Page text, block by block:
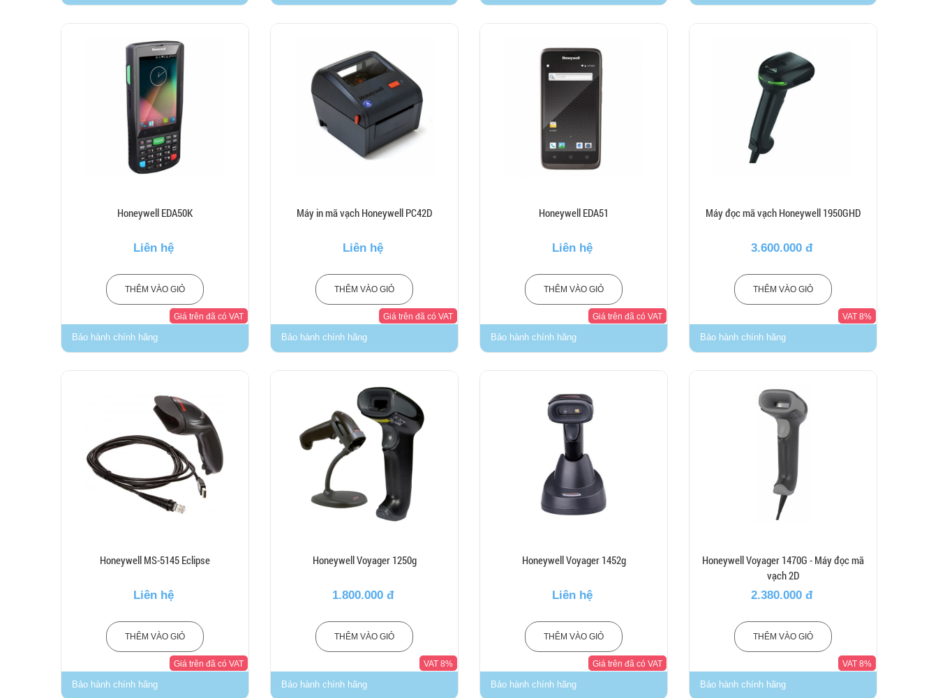
Honeywell EDA50K
Liên hệ
THÊM VÀO GIỎ
Bảo hành chính hãng
Giá trên đã có VAT
Máy in mã vạch Honeywell PC42D
Liên hệ
THÊM VÀO GIỎ
Bảo hành chính hãng
Giá trên đã có VAT
Honeywell EDA51
Liên hệ
THÊM VÀO GIỎ
Bảo hành chính hãng
Giá trên đã có VAT
Máy đọc mã vạch Honeywell 1950GHD
3.600.000 đ
THÊM VÀO GIỎ
Bảo hành chính hãng
VAT 8%
Honeywell MS-5145 Eclipse
Liên hệ
THÊM VÀO GIỎ
Bảo hành chính hãng
Giá trên đã có VAT
Honeywell Voyager 1250g
1.800.000 đ
THÊM VÀO GIỎ
Bảo hành chính hãng
VAT 8%
Honeywell Voyager 1452g
Liên hệ
THÊM VÀO GIỎ
Bảo hành chính hãng
Giá trên đã có VAT
Honeywell Voyager 1470G - Máy đọc mã
vạch 2D
2.380.000 đ
THÊM VÀO GIỎ
Bảo hành chính hãng
VAT 8%